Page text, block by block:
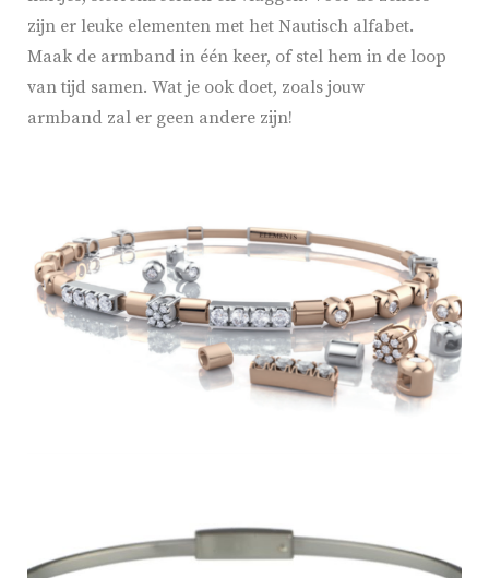
zijn er leuke elementen met het Nautisch alfabet.
Maak de armband in één keer, of stel hem in de loop
van tijd samen. Wat je ook doet, zoals jouw
armband zal er geen andere zijn!